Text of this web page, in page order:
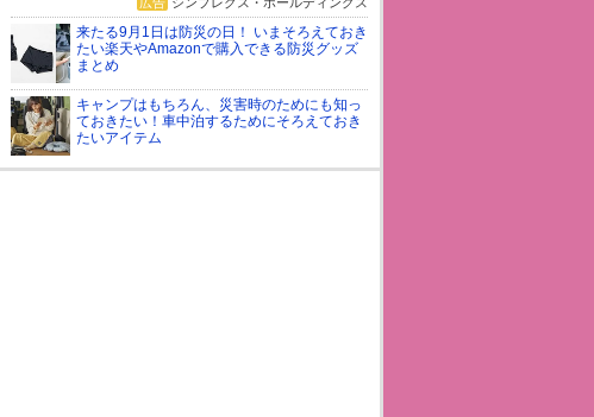
来たる9月1日は防災の日！ いまそろえておき
たい楽天やAmazonで購入できる防災グッズ
まとめ
キャンプはもちろん、災害時のためにも知っ
ておきたい！車中泊するためにそろえておき
たいアイテム